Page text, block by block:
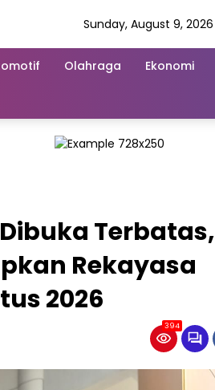
Sunday, August 9, 2026
Olahraga Ekonomi
Terbatas,
Rekayasa
2026
394